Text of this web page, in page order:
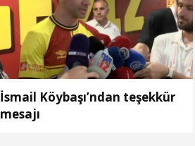
İsmail Köybaşı’ndan teşekkür
mesajı